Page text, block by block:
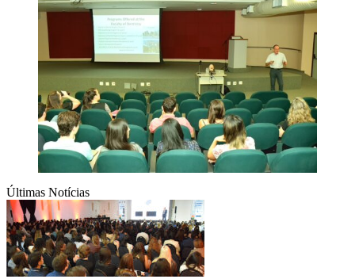
Últimas Notícias